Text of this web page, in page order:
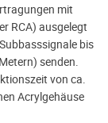
mit
RCA) ausgelegt
bis
senden.
von ca.
Acrylgehäuse